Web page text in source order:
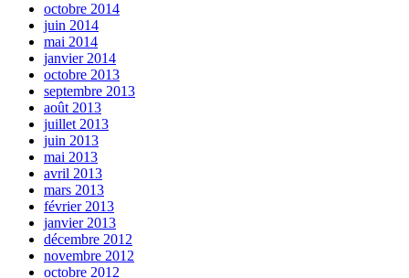
octobre 2014
juin 2014
mai 2014
janvier 2014
octobre 2013
septembre 2013
août 2013
juillet 2013
juin 2013
mai 2013
avril 2013
mars 2013
février 2013
janvier 2013
décembre 2012
novembre 2012
octobre 2012